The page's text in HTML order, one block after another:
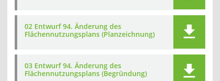
02 Entwurf 94. Änderung des
Flächennutzungsplans (Planzeichnung)
03 Entwurf 94. Änderung des
Flächennutzungsplans (Begründung)